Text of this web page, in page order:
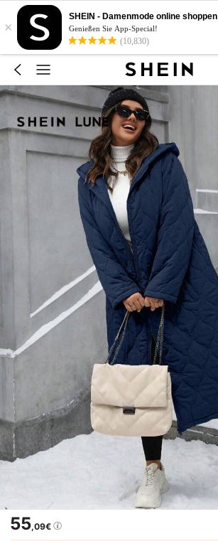
×
SHEIN - Damenmode online shoppen
Genießen Sie App-Special!
(10,830)
55,09€